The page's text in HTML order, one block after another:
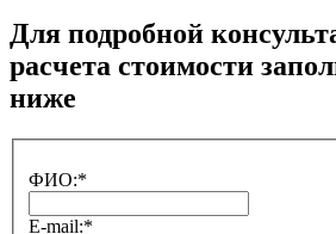
Для подробной
расчета стоимости
ниже
ФИО:*
E-mail:*